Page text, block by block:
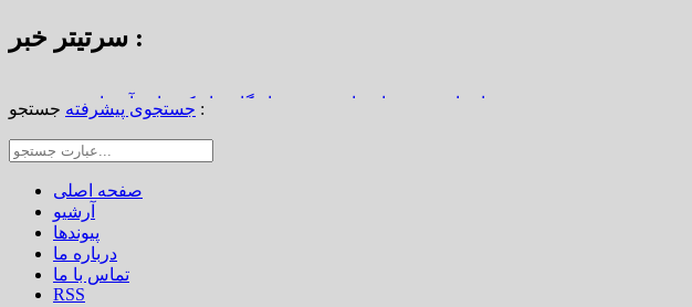
سرتیتر خبر :
استاد محمد نواب‌زاده، چهره ماندگار دیار کریمان، آسمانی شد
سنددار شدن بخش بزرگی از املاک/ ضرورت تجدیدنظر در ضوابط احراز تصرفات مالکانه
شعر عاشورایی در بزرگ‌ترین خانه خشتی جهان / سوگواره ملی چشمه‌سار در رفسنجان
جستجوی پیشرفته جستجو :
صفحه اصلی
آرشیو
پیوندها
درباره ما
تماس با ما
RSS